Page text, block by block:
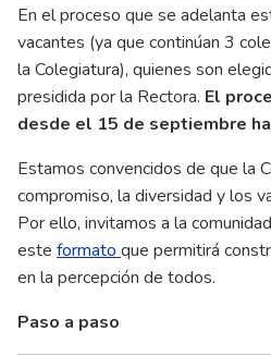
En el proceso que se adelanta
vacantes (ya que continúan 3
la Colegiatura), quienes son
presidida por la Rectora. El
desde el 15 de septiembre
Estamos convencidos de que la
compromiso, la diversidad y los
Por ello, invitamos a la
este formato que permitirá
en la percepción de todos.
Paso a paso